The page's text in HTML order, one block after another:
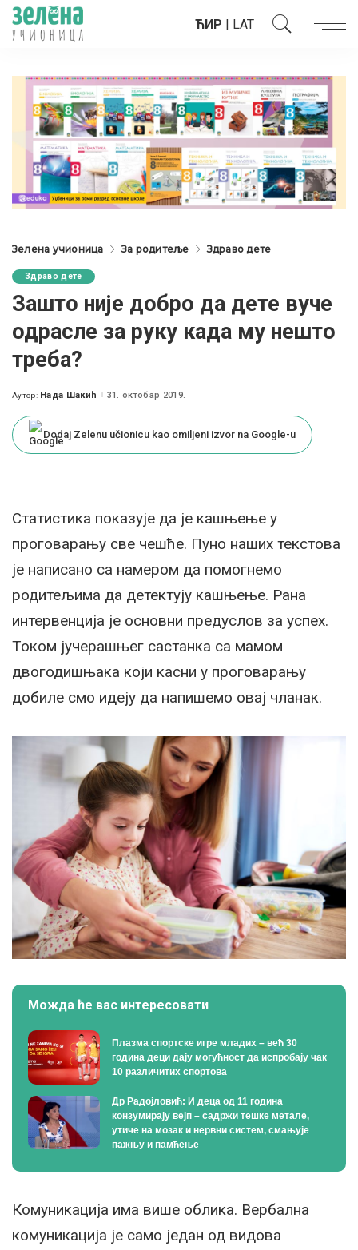
ЋИР | LAT
Зелена учионица За родитеље Здраво дете
Здраво дете
Зашто није добро да дете вуче
одрасле за руку када му нешто
треба?
Posted
Аутор: Нада Шакић 31. октобар 2019.
Dodaj Zelenu učionicu kao omiljeni izvor na Google-u
Статистика показује да је кашњење у
проговарању све чешће. Пуно наших текстова
је написано са намером да помогнемо
родитељима да детектују кашњење. Рана
интервенција је основни предуслов за успех.
Током јучерашњег састанка са мамом
двогодишњака који касни у проговарању
добиле смо идеју да напишемо овај чланак.
Можда ће вас интересовати
Плазма спортске игре младих – већ 30
година деци дају могућност да испробају чак
10 различитих спортова
Др Радојловић: И деца од 11 година
конзумирају вејп – садржи тешке метале,
утиче на мозак и нервни систем, смањује
пажњу и памћење
Комуникација има више облика. Вербална
комуникација је само један од видова